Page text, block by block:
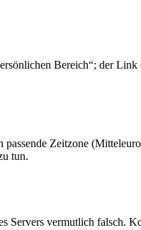
Bereich“; der
Zeitzone
tun.
Servers vermutlich falsch.